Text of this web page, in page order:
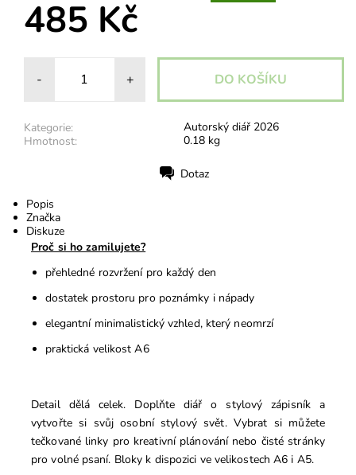
485 Kč
- +
Kategorie:
Autorský diář 2026
Hmotnost:
0.18 kg
Dotaz
Popis
Značka
Diskuze
Proč si ho zamilujete?
přehledné rozvržení pro každý den
dostatek prostoru pro poznámky i nápady
elegantní minimalistický vzhled, který neomrzí
praktická velikost A6
Detail dělá celek. Doplňte diář o stylový zápisník a
vytvořte si svůj osobní stylový svět. Vybrat si můžete
tečkované linky pro kreativní plánování nebo čisté stránky
pro volné psaní. Bloky k dispozici ve velikostech A6 i A5.